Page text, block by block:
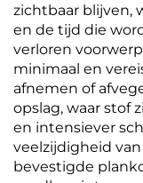
zichtbaar blijven,
en de tijd die
verloren
minimaal en
afnemen of
opslag, waar stof
en intensiever
veelzijdigheid
bevestigde